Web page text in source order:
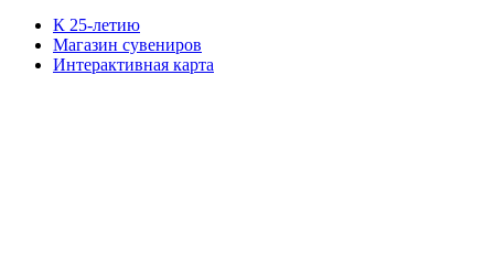
К 25-летию
Магазин сувениров
Интерактивная карта